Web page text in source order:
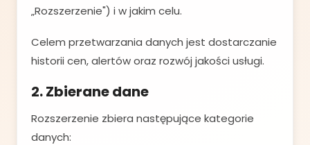
„Rozszerzenie") i w jakim celu.
Celem przetwarzania danych jest dostarczanie
historii cen, alertów oraz rozwój jakości usługi.
2. Zbierane dane
Rozszerzenie zbiera następujące kategorie
danych: